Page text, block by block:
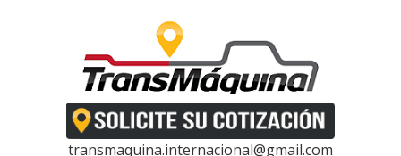
transmaquina.internacional@gmail.com